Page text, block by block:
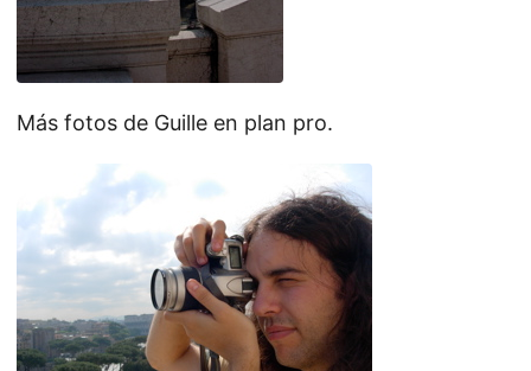
Más fotos de Guille en plan pro.